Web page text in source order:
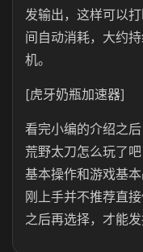
发输出，这样可以
间自动消耗，大约
机。
[虎牙奶瓶加速器]
看完小编的介绍之
荒野太刀怎么玩了
基本操作和游戏基
刚上手并不推荐直
之后再选择，才能发